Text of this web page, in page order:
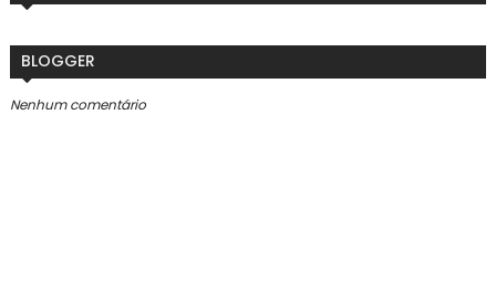
BLOGGER
Nenhum comentário